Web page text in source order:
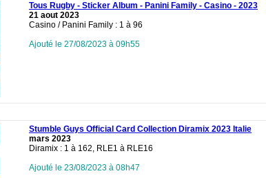
Tous Rugby - Sticker Album - Panini Family - Casino - 2023
21 aout 2023
Casino / Panini Family : 1 à 96
Ajouté le 27/08/2023 à 09h55
Stumble Guys Official Card Collection Diramix 2023 Italie
mars 2023
Diramix : 1 à 162, RLE1 à RLE16
Ajouté le 23/08/2023 à 08h47